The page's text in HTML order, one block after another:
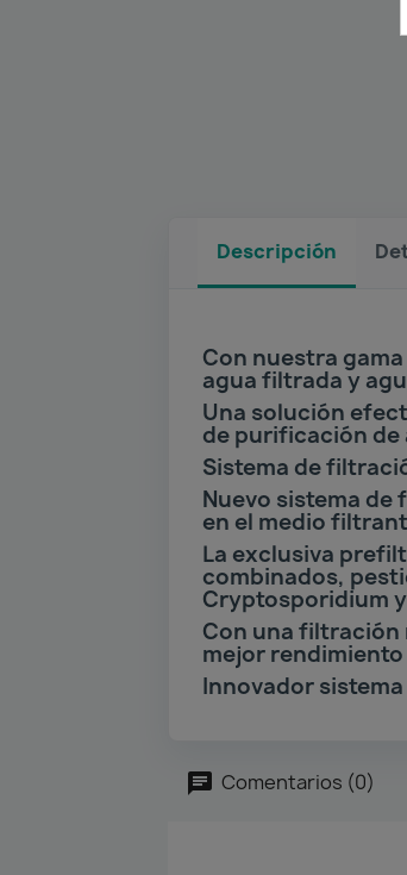
Descripción
Con nuestra
agua filtrada y
Una solución
de purificación de
Sistema de
Nuevo sistema
en el medio
La exclusiva
combinados,
Cryptosporidium
Con una filtración
mejor
Innovador
Comentarios (0)